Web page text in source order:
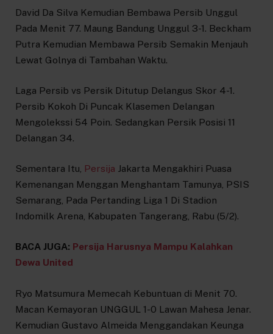
David Da Silva Kemudian Bembawa Persib Unggul
Pada Menit 77. Maung Bandung Unggul 3-1. Beckham
Putra Kemudian Membawa Persib Semakin Menjauh
Lewat Golnya di Tambahan Waktu.
Laga Persib vs Persik Ditutup Delangus Skor 4-1.
Persib Kokoh Di Puncak Klasemen Delangan
Mengolekssi 54 Poin. Sedangkan Persik Posisi 11
Delangan 34.
Sementara Itu, Persija Jakarta Mengakhiri Puasa
Kemenangan Menggan Menghantam Tamunya, PSIS
Semarang, Pada Pertanding Liga 1 Di Stadion
Indomilk Arena, Kabupaten Tangerang, Rabu (5/2).
BACA JUGA: Persija Harusnya Mampu Kalahkan
Dewa United
Ryo Matsumura Memecah Kebuntuan di Menit 70.
Macan Kemayoran UNGGUL 1-0 Lawan Mahesa Jenar.
Kemudian Gustavo Almeida Menggandakan Keunga